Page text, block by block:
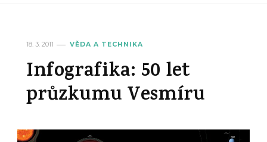
18. 3. 2011 VĚDA A TECHNIKA
Infografika: 50 let
průzkumu Vesmíru